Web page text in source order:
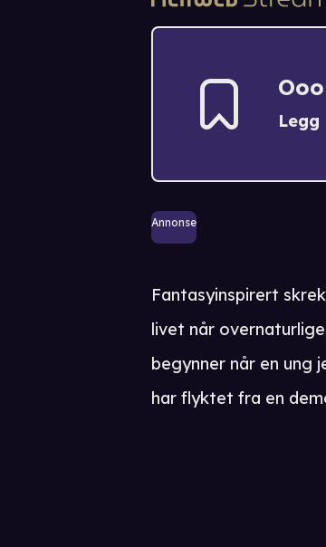
Annonse
Fantasyinspirert
livet når
begynner når en ung
har flyktet fra en